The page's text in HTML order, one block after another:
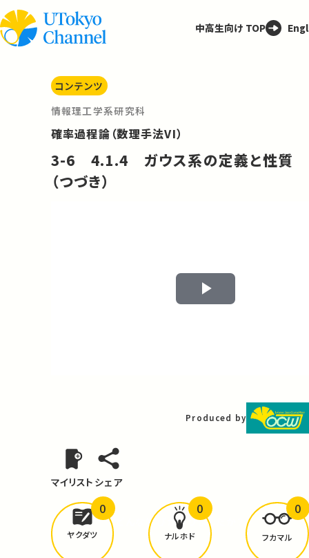
中高生向け TOP
コンテンツ
情報理工学系研究科
確率過程論（数理手法VI）
3-6 4.1.4 ガウス系の定義と性質
（つづき）
Play
Produced by
マイリスト シェア
どんな学びがありましたか？
ヤクダツ
0
ナルホド
0
フカマル
0